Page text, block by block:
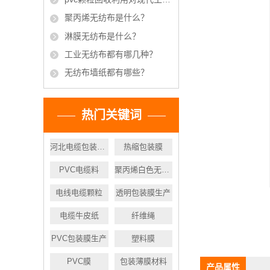
聚丙烯无纺布是什么？
淋膜无纺布是什么？
工业无纺布都有哪几种？
无纺布墙纸都有哪些？
热门关键词
热缩包装膜
PVC电缆料 聚丙烯白色无纺布
电线电缆颗粒 透明包装膜生产
电缆牛皮纸 纤维绳
PVC包装膜生产 塑料膜
PVC膜 包装薄膜材料
产品属性